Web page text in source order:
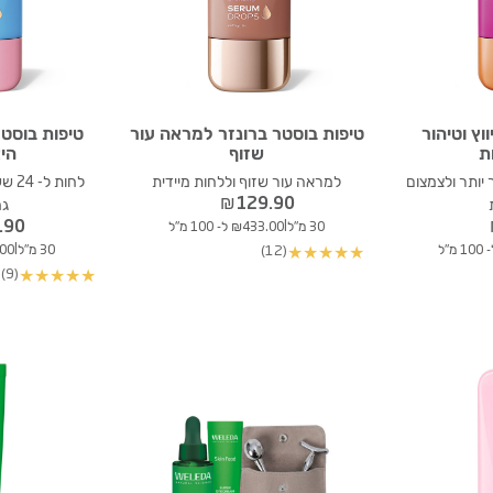
וטיהור
ולצמצום
טיפות בוסטר ברונזר למראה עור
שזוף
למראה עור שזוף וללחות מיידית
₪129.90
30 מ"ל | ₪433.00 ל- 100 מ"ל
★
★
★
★
★
(12)
טיפות
30 מ"ל |
★
★
★
★
★
(9)